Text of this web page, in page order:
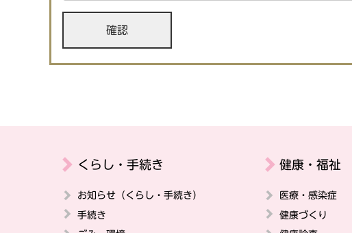
くらし・手続き
お知らせ（くらし・手続き）
手続き
健康・福祉
医療・感染症
健康づくり